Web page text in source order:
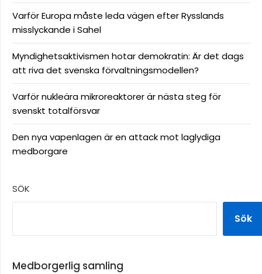
Varför Europa måste leda vägen efter Rysslands
misslyckande i Sahel
Myndighetsaktivismen hotar demokratin: Är det dags
att riva det svenska förvaltningsmodellen?
Varför nukleära mikroreaktorer är nästa steg för
svenskt totalförsvar
Den nya vapenlagen är en attack mot laglydiga
medborgare
SÖK
Sök
Medborgerlig samling